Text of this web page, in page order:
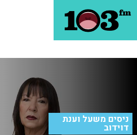
ניסים משעל וענת
דוידוב